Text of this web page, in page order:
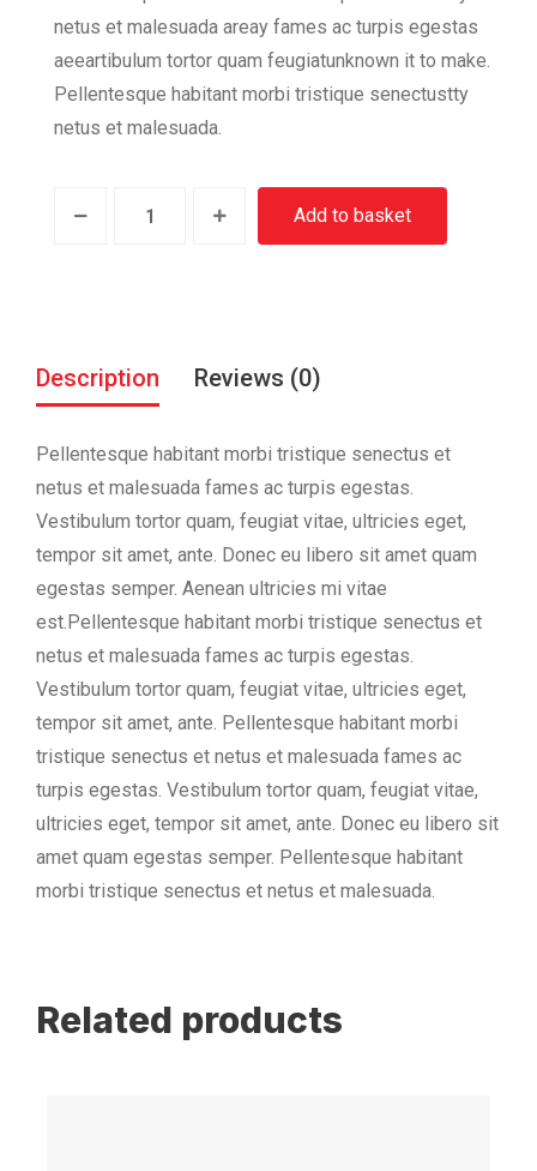
netus et malesuada areay fames ac turpis egestas
aeeartibulum tortor quam feugiatunknown it to make.
Pellentesque habitant morbi tristique senectustty
netus et malesuada.
Add to basket
Description Reviews (0)
Pellentesque habitant morbi tristique senectus et
netus et malesuada fames ac turpis egestas.
Vestibulum tortor quam, feugiat vitae, ultricies eget,
tempor sit amet, ante. Donec eu libero sit amet quam
egestas semper. Aenean ultricies mi vitae
est.Pellentesque habitant morbi tristique senectus et
netus et malesuada fames ac turpis egestas.
Vestibulum tortor quam, feugiat vitae, ultricies eget,
tempor sit amet, ante. Pellentesque habitant morbi
tristique senectus et netus et malesuada fames ac
turpis egestas. Vestibulum tortor quam, feugiat vitae,
ultricies eget, tempor sit amet, ante. Donec eu libero sit
amet quam egestas semper. Pellentesque habitant
morbi tristique senectus et netus et malesuada.
Related products